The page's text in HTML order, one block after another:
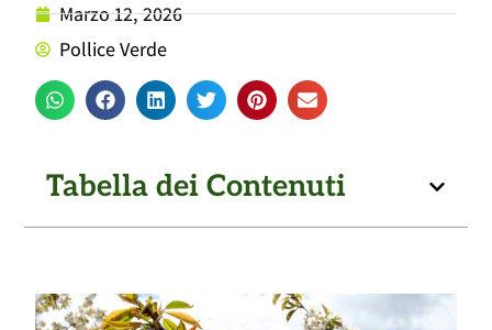
Marzo 12, 2026
Pollice Verde
Tabella dei Contenuti